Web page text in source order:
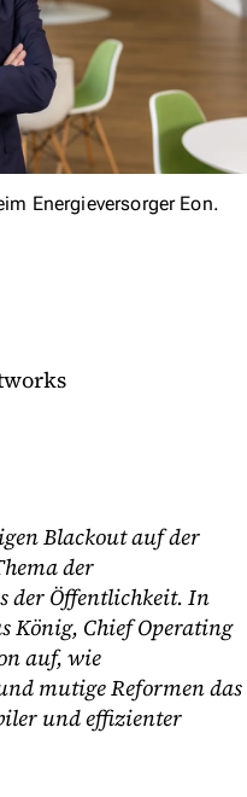
Energieversorger Eon.
Blackout auf der
der
der Öffentlichkeit. In
König, Chief Operating
auf, wie
mutige Reformen das
und effizienter